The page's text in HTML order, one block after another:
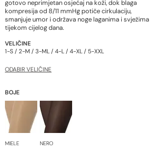
gotovo neprimjetan osjećaj na koži, dok blaga
kompresija od 8/11 mmHg potiče cirkulaciju,
smanjuje umor i održava noge laganima i svježima
tijekom cijelog dana.
VELIČINE
1-S / 2-M / 3-ML / 4-L / 4-XL / 5-XXL
ODABIR VELIČINE
BOJE
MIELE NERO